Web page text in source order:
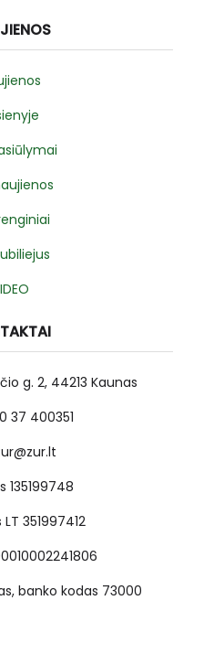
g. 2, 44213 Kaunas
37 400351
135199748
351997412
banko kodas 73000